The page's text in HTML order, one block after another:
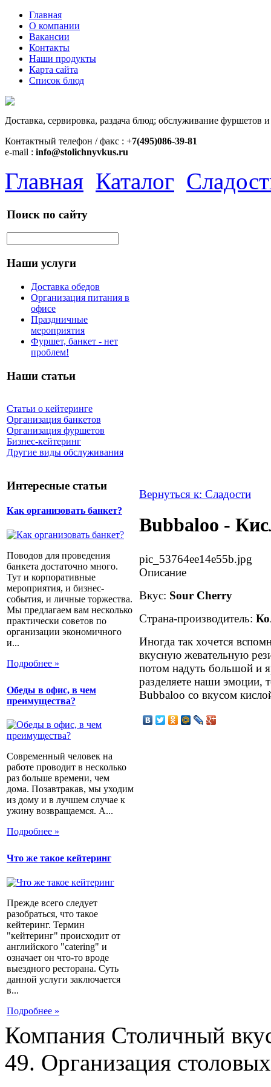
Главная
О компании
Вакансии
Контакты
Наши продукты
Карта сайта
Список блюд
Доставка, сервировка, раздача блюд; обслуживание фуршетов
Контактный телефон / факс : +7(495)086-39-81
e-mail : info@stolichnyvkus.ru
Главная Каталог
Поиск по сайту
Наши услуги
Доставка обедов
Организация питания в
офисе
Праздничные
мероприятия
Фуршет, банкет - нет
проблем!
Наши статьи
Статьи о кейтеринге
Организация банкетов
Организация фуршетов
Бизнес-кейтеринг
Другие виды обслуживания
Интересные статьи
Как организовать банкет?
Поводов для проведения
банкета достаточно много.
Тут и корпоративные
мероприятия, и бизнес-
события, и личные торжества.
Мы предлагаем вам несколько
практически советов по
организации экономичного
и...
Подробнее »
Обеды в офис, в чем
преимущества?
Современный человек на
работе проводит в несколько
раз больше времени, чем
дома. Позавтракав, мы уходим
из дому и в лучшем случае к
ужину возвращаемся. А...
Подробнее »
Что же такое кейтеринг
Прежде всего следует
разобраться, что такое
кейтеринг. Термин
"кейтеринг" происходит от
английского "catering" и
означает он что-то вроде
выездного ресторана. Суть
данной услуги заключается
в...
Подробнее »
Вернуться к: Сладости
Bubbaloo -
pic_53764ee14e55b.jpg
Описание
Вкус: Sour Cherry
Страна-производитель:
Иногда так хочется
вкусную жевательную
потом надуть большой и
разделяете наши
Bubbaloo со вкусом
Компания Столичный
49. Организация